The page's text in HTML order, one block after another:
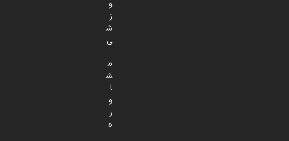
و
ز
ش
ی
م
ش
ا
و
ر
ه